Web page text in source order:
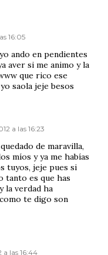
16:05
ando en pendientes
aver si me animo y la
que rico ese
saola jeje besos
a las 16:23
de maravilla,
míos y ya me habías
tuyos, jeje pues si
tanto es que has
la verdad ha
te digo son
a las 16:44